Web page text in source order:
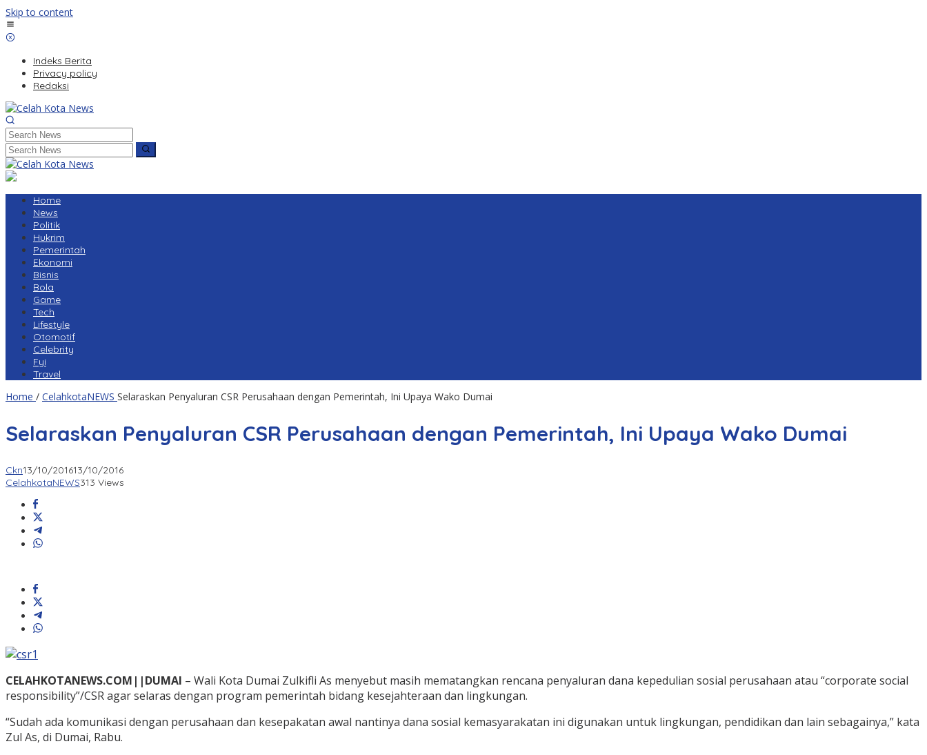
Skip to content
Indeks Berita
Privacy policy
Redaksi
Home
News
Politik
Hukrim
Pemerintah
Ekonomi
Bisnis
Bola
Game
Tech
Lifestyle
Otomotif
Celebrity
Fyi
Travel
Home / CelahkotaNEWS Selaraskan Penyaluran CSR Perusahaan dengan Pemerintah, Ini Upaya Wako Dumai
Selaraskan Penyaluran CSR Perusahaan dengan Pemerintah, Ini Upaya Wako Dumai
Ckn13/10/201613/10/2016
CelahkotaNEWS313 Views
CELAHKOTANEWS.COM||DUMAI – Wali Kota Dumai Zulkifli As menyebut masih mematangkan rencana penyaluran dana kepedulian sosial perusahaan atau “corporate social
responsibility”/CSR agar selaras dengan program pemerintah bidang kesejahteraan dan lingkungan.
“Sudah ada komunikasi dengan perusahaan dan kesepakatan awal nantinya dana sosial kemasyarakatan ini digunakan untuk lingkungan, pendidikan dan lain sebagainya,” kata
Zul As, di Dumai, Rabu.